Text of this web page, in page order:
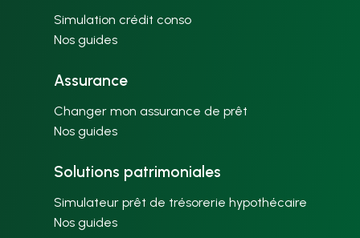
Simulation crédit conso
Nos guides
Assurance
Changer mon assurance de prêt
Nos guides
Solutions patrimoniales
Simulateur prêt de trésorerie hypothécaire
Nos guides